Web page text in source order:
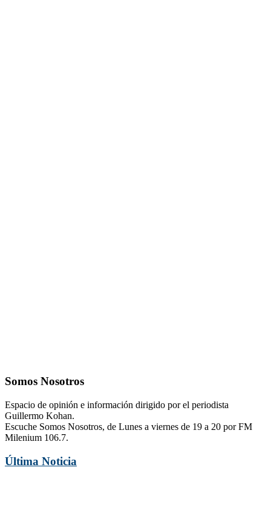
Somos Nosotros
Espacio de opinión e información dirigido por el periodista
Guillermo Kohan.
Escuche Somos Nosotros, de Lunes a viernes de 19 a 20 por FM
Milenium 106.7.
Última Noticia